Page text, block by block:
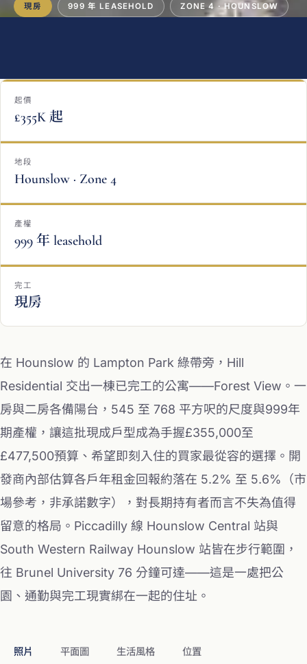
現房 999 年 LEASEHOLD ZONE 4 · HOUNSLOW
起價
£355K 起
地段
Hounslow · Zone 4
產權
999 年 leasehold
完工
現房
在 Hounslow 的 Lampton Park 綠帶旁，Hill
Residential 交出一棟已完工的公寓——Forest View。一
房與二房各備陽台，545 至 768 平方呎的尺度與999年
期產權，讓這批現成戶型成為手握£355,000至
£477,500預算、希望即刻入住的買家最從容的選擇。開
發商內部估算各戶年租金回報約落在 5.2% 至 5.6%（市
場參考，非承諾數字），對長期持有者而言不失為值得
留意的格局。Piccadilly 線 Hounslow Central 站與
South Western Railway Hounslow 站皆在步行範圍，
往 Brunel University 76 分鐘可達——這是一處把公
園、通勤與完工現實綁在一起的住址。
照片 平面圖 生活風格 位置